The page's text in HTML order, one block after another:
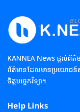
KANNEA News ផ្តល់ព័ត៌ម
ព័ត៌មានដែលមានប្រយោជន៍ស
ចិត្តបច្ចេកវិទ្យា។
Help Links